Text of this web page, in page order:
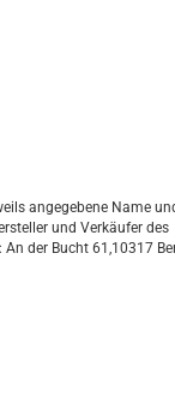
angegebene Name
und Verkäufer des
der Bucht 61,10317